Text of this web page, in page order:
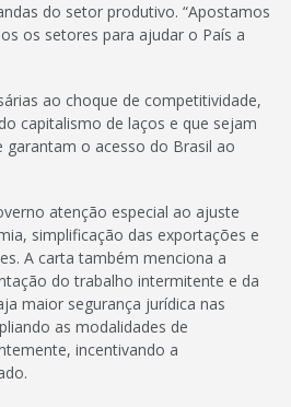
do setor produtivo. “Apostamos
os setores para ajudar o País a
ao choque de competitividade,
capitalismo de laços e que sejam
garantam o acesso do Brasil ao
atenção especial ao ajuste
simplificação das exportações e
A carta também menciona a
do trabalho intermitente e da
maior segurança jurídica nas
as modalidades de
incentivando a